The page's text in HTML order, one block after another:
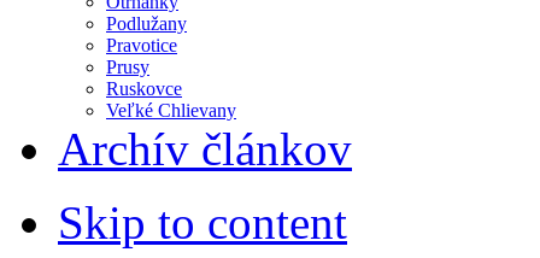
Podlužany
Pravotice
Prusy
Ruskovce
Veľké Chlievany
Archív článkov
Skip to content